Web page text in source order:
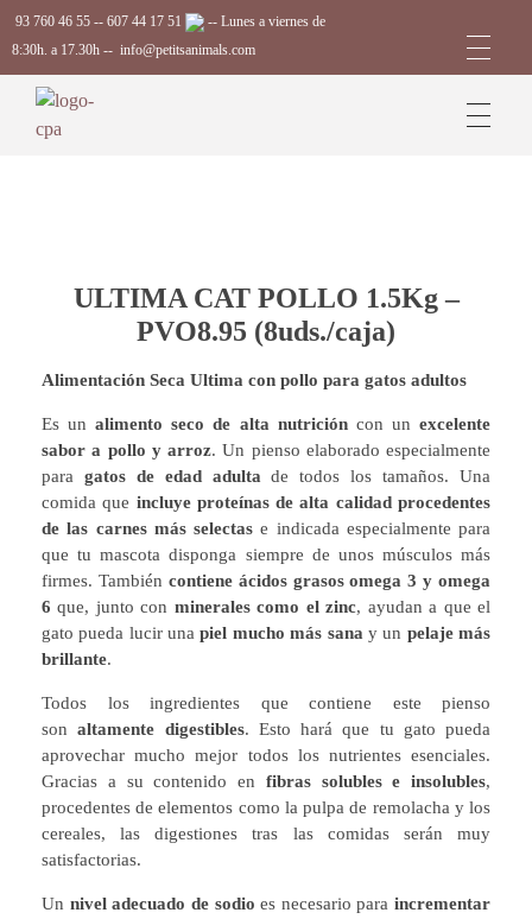
93 760 46 55 -- 607 44 17 51
-- Lunes a viernes de
8:30h. a 17.30h -- info@petitsanimals.com
ULTIMA CAT POLLO 1.5Kg –
PVO8.95 (8uds./caja)
Alimentación Seca Ultima con pollo para gatos adultos
Es unalimento seco de alta nutricióncon unexcelente
sabor a pollo y arroz. Un pienso elaborado especialmente
para gatos de edad adulta de todos los tamaños. Una
comida que incluye proteínas de alta calidad procedentes
de las carnes más selectas e indicada especialmente para
que tu mascota disponga siempre de unos músculos más
firmes. También contiene ácidos grasos omega 3 y omega
6 que, junto con minerales como el zinc, ayudan a que el
gato pueda lucir unapiel mucho más sana y un pelaje más
brillante.
Todos los ingredientes que contiene este pienso
sonaltamente digestibles. Esto hará que tu gato pueda
aprovechar mucho mejor todos los nutrientes esenciales.
Gracias a su contenido en fibras solubles e insolubles,
procedentes de elementos como la pulpa de remolacha y los
cereales, las digestiones tras las comidas serán muy
satisfactorias.
Un nivel adecuado de sodio es necesario para incrementar